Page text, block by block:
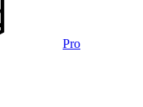
Pro